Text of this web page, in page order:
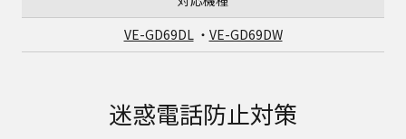
VE-GD69DL・ VE-GD69DW
迷惑電話防止対策